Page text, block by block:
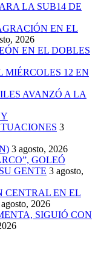
LA SUB14 DE
EN EL
2026
EN EL DOBLES
12 EN
AVANZÓ A LA
3
3 agosto, 2026
GOLEÓ
GENTE 3 agosto,
CENTRAL EN EL
2026
SIGUIÓ CON